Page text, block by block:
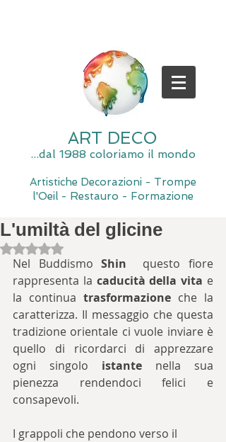
ART DECO
...dal 1988 coloriamo il mondo
Artistiche Decorazioni - Trompe
l'Oeil - Restauro - Formazione
L'umiltà del glicine
Valutazione NaN stelle su 5.
Nel Buddismo Shin
  questo fiore
rappresenta la caducità della vita e
la continua trasformazione che la
caratterizza. Il messaggio che questa
tradizione orientale ci vuole inviare è
quello di ricordarci di apprezzare
ogni singolo istante nella sua
pienezza rendendoci felici e
consapevoli.
I grappoli che pendono verso il